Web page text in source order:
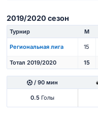
2019/2020 сезон
Турнир М
Региональная лига 15
Тотал 2019/2020 15
/ 90 мин
0.5Голы